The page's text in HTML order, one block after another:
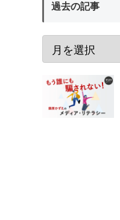
過去の記事